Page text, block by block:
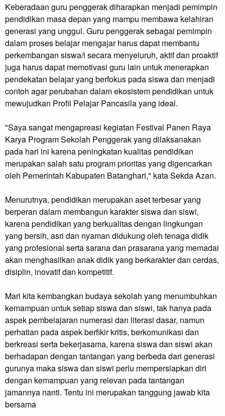
Keberadaan guru penggerak diharapkan menjadi pemimpin
pendidikan masa depan yang mampu membawa kelahiran
generasi yang unggul. Guru penggerak sebagai pemimpin
dalam proses belajar mengajar harus dapat membantu
perkembangan siswa/i secara menyeluruh, aktif dan proaktif
juga harus dapat memotivasi guru lain untuk menerapkan
pendekatan belajar yang berfokus pada siswa dan menjadi
contoh agar perubahan dalam ekosistem pendidikan untuk
mewujudkan Profil Pelajar Pancasila yang ideal.
"Saya sangat mengapreasi kegiatan Festival Panen Raya
Karya Program Sekolah Penggerak yang dilaksanakan
pada hari ini karena peningkatan kualitas pendidikan
merupakan salah satu program prioritas yang digencarkan
oleh Pemerintah Kabupaten Batanghari," kata Sekda Azan.
Menurutnya, pendidikan merupakan aset terbesar yang
berperan dalam membangun karakter siswa dan siswi,
karena pendidikan yang berkualitas dengan lingkungan
yang bersih, asri dan nyaman didukung oleh tenaga didik
yang profesional serta sarana dan prasarana yang memadai
akan menghasilkan anak didik yang berkarakter dan cerdas,
disiplin, inovatif dan kompetitif.
Mari kita kembangkan budaya sekolah yang menumbuhkan
kemampuan untuk setiap siswa dan siswi, tak hanya pada
aspek pembelajaran numerasi dan literasi dasar, namun
perhatian pada aspek berfikir kritis, berkomunikasi dan
berkreasi serta bekerjasama, karena siswa dan siswi akan
berhadapan dengan tantangan yang berbeda dari generasi
gurunya maka siswa dan siswi perlu mempersiapkan diri
dengan kemampuan yang relevan pada tantangan
jamannya nanti. Tentu ini merupakan tanggung jawab kita
bersama